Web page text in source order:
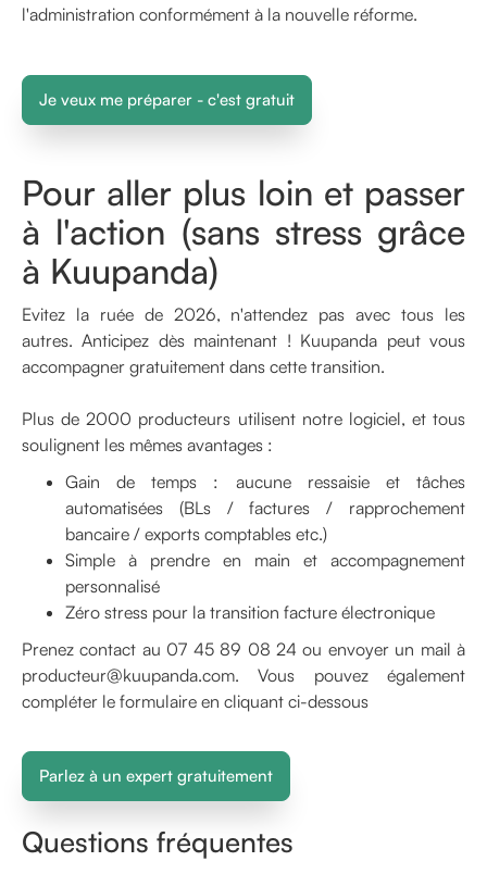
l'administration conformément à la nouvelle réforme.
Je veux me préparer - c'est gratuit
Pour aller plus loin et passer
à l'action (sans stress grâce
à Kuupanda)
Evitez la ruée de 2026, n'attendez pas avec tous les
autres. Anticipez dès maintenant ! Kuupanda peut vous
accompagner gratuitement dans cette transition.
Plus de 2000 producteurs utilisent notre logiciel, et tous
soulignent les mêmes avantages :
Gain de temps : aucune ressaisie et tâches
automatisées (BLs / factures / rapprochement
bancaire / exports comptables etc.)
Simple à prendre en main et accompagnement
personnalisé
Zéro stress pour la transition facture électronique
Prenez contact au 07 45 89 08 24 ou envoyer un mail à
producteur@kuupanda.com. Vous pouvez également
compléter le formulaire en cliquant ci-dessous
Parlez à un expert gratuitement
Questions fréquentes